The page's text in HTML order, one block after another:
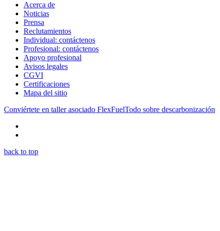
Acerca de
Noticias
Prensa
Reclutamientos
Individual: contáctenos
Profesional: contáctenos
Apoyo profesional
Avisos legales
CGVI
Certificaciones
Mapa del sitio
Conviértete en taller asociado FlexFuelTodo sobre descarbonización
back to top